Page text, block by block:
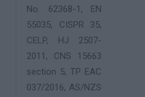
No. 62368-1, EN
55035, CISPR 35,
CELP, HJ 2507-
2011, CNS 15663
section 5, TP EAC
037/2016, AS/NZS